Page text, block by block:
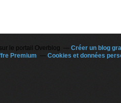
sur le portail Overblog Créer un blog
Premium Cookies et données